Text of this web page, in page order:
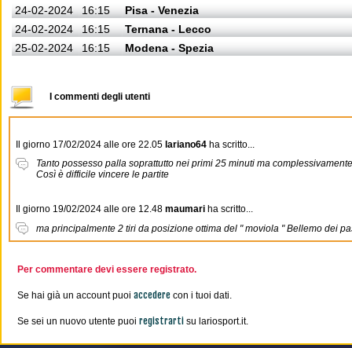
24-02-2024
16:15
Pisa - Venezia
24-02-2024
16:15
Ternana - Lecco
25-02-2024
16:15 Modena - Spezia
I commenti degli utenti
Il giorno 17/02/2024 alle ore 22.05 lariano64 ha scritto...
Tanto possesso palla soprattutto nei primi 25 minuti ma
Così è difficile vincere le partite
Il giorno 19/02/2024 alle ore 12.48 maumari ha scritto...
ma principalmente 2 tiri da posizione ottima del " moviola " Bellemo dei
Per commentare devi essere registrato.
Se hai già un account puoi accedere con i tuoi dati.
Se sei un nuovo utente puoi registrarti su lariosport.it.